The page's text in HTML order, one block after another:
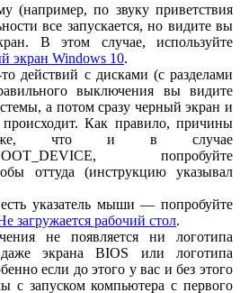
(например, по звуку приветствия
все запускается, но видите вы
В этом случае, используйте
экран Windows 10.
действий с дисками (с разделами
выключения вы видите
а потом сразу черный экран и
Как правило, причины
что и в случае
попробуйте
оттуда (инструкцию указывал
указатель мыши — попробуйте
загружается рабочий стол.
не появляется ни логотипа
экрана BIOS или логотипа
если до этого у вас и без этого
с запуском компьютера с первого